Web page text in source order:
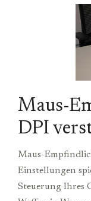
Maus-
DPI
Maus-
Einstellungen
Steuerung Ihres